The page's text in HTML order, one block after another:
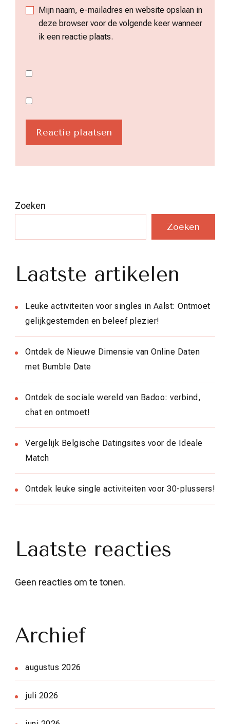
Mijn naam, e-mailadres en website opslaan in
deze browser voor de volgende keer wanneer
ik een reactie plaats.
Zoeken
Zoeken
Laatste artikelen
Leuke activiteiten voor singles in Aalst: Ontmoet
gelijkgestemden en beleef plezier!
Ontdek de Nieuwe Dimensie van Online Daten
met Bumble Date
Ontdek de sociale wereld van Badoo: verbind,
chat en ontmoet!
Vergelijk Belgische Datingsites voor de Ideale
Match
Ontdek leuke single activiteiten voor 30-plussers!
Laatste reacties
Geen reacties om te tonen.
Archief
augustus 2026
juli 2026